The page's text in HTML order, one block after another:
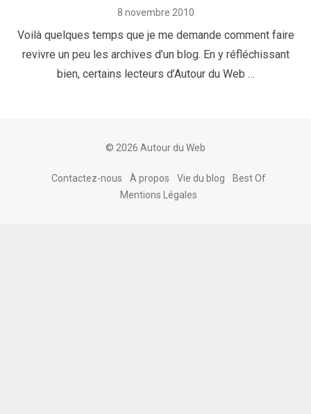
Posted
8 novembre 2010
Voilà quelques temps que je me demande comment faire
revivre un peu les archives d’un blog. En y réfléchissant
bien, certains lecteurs d’Autour du Web …
© 2026 Autour du Web
Contactez-nous À propos Vie du blog
Best Of
Mentions Légales